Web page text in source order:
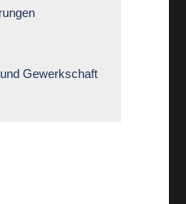
Gewerkschaft